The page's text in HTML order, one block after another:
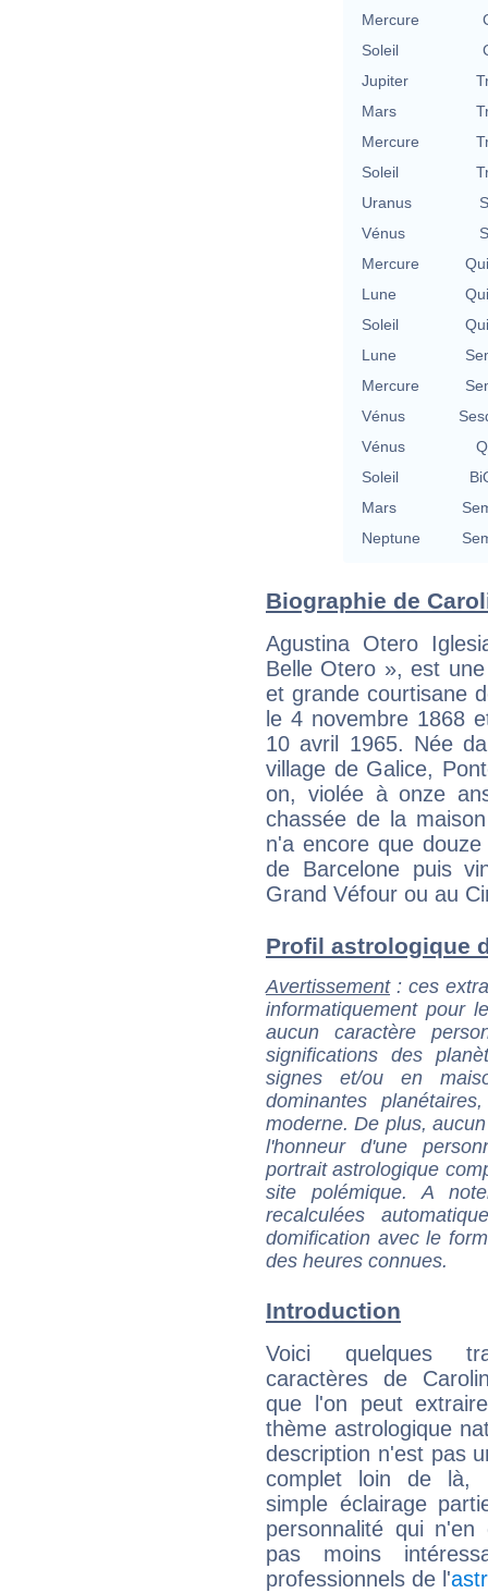
Mercure
Soleil
Jupiter
Mars
Mercure
Soleil
Uranus
Vénus
Mercure
Lune
Soleil
Lune
Mercure
Vénus
Vénus
Soleil
Mars
Neptune
Biographie de
Agustina Otero
Belle Otero », est
et grande courtisane
le 4 novembre 1868
10 avril 1965. Née
village de Galice,
on, violée à onze
chassée de la
n'a encore que
de Barcelone puis
Grand Véfour ou au
Profil astrologique
Avertissement: ces
informatiquement pour
aucun caractère
significations des
signes et/ou en
dominantes
moderne. De plus,
l'honneur d'une
portrait astrologique
site polémique. A
recalculées
domification avec le
des heures connues.
Introduction
Voici quelques
caractères de
que l'on peut
thème astrologique
description n'est pas
complet loin de là,
simple éclairage
personnalité qui n'en
pas moins
professionnels de l'